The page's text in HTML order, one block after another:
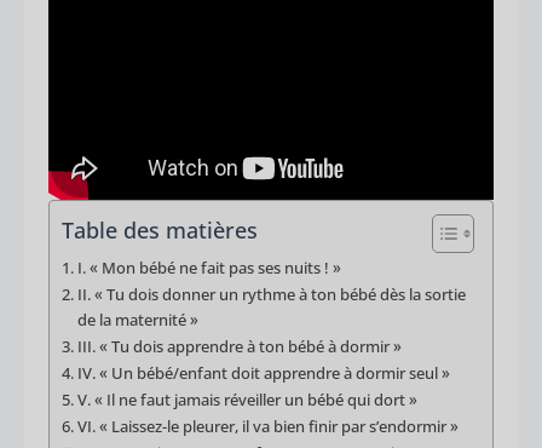
Table des matières
I. « Mon bébé ne fait pas ses nuits ! »
II. « Tu dois donner un rythme à ton bébé dès la sortie
de la maternité »
III. « Tu dois apprendre à ton bébé à dormir »
IV. « Un bébé/enfant doit apprendre à dormir seul »
V. « Il ne faut jamais réveiller un bébé qui dort »
VI. « Laissez-le pleurer, il va bien finir par s’endormir »